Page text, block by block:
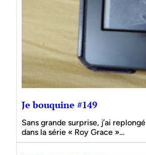
Je bouquine #149
Sans grande surprise, j’ai replongé
dans la série « Roy Grace »…